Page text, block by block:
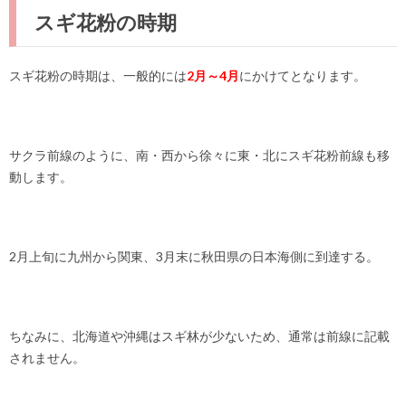
スギ花粉の時期
スギ花粉の時期は、一般的には2月～4月にかけてとなります。
サクラ前線のように、南・西から徐々に東・北にスギ花粉前線も移
動します。
2月上旬に九州から関東、3月末に秋田県の日本海側に到達する。
ちなみに、北海道や沖縄はスギ林が少ないため、通常は前線に記載
されません。